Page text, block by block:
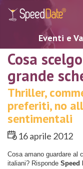
Eventi e
Cosa
grande
Thriller,
preferiti, no
sentimentali
16 aprile 2012
Cosa amano guardare al
italiani? Risponde Speed